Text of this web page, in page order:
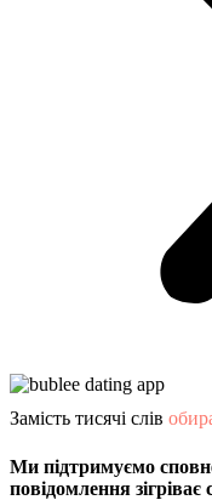
Замість тисячі слів
Ми підтримуємо
повідомлення зігріває